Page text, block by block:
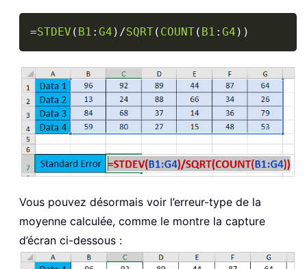
=STDEV ( B1 : G4 ) /SQRT( COUNT( B1 : G4 ) )Copy
Vous pouvez désormais voir l’erreur-type de la
moyenne calculée, comme le montre la capture
d’écran ci-dessous :